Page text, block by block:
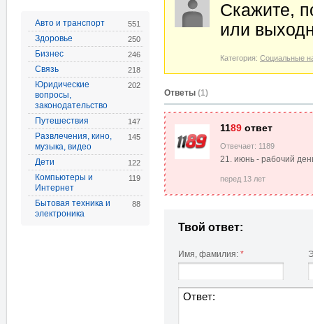
Авто и транспорт 551
Здоровье 250
Бизнес 246
Связь 218
Юридические
вопросы,
законодательство
202
Путешествия 147
Развлечения, кино,
музыка, видео
145
Дети 122
Компьютеры и
Интернет
119
Бытовая техника и
электроника
88
Скажите,
или
Категория: Социальные
Oтветы (1)
1189 ответ
Отвечает: 1189
21. июнь - рабочий
перед 13 лет
Твой ответ:
Имя, фамилия: *